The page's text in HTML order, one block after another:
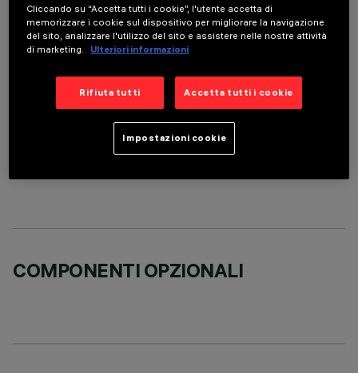
COLORE
ACCESSORI OBBLIGATORI
COMPONENTI OPZIONALI
Cliccando su “Accetta tutti i cookie”, l'utente accetta di
memorizzare i cookie sul dispositivo per migliorare la navigazione
del sito, analizzare l'utilizzo del sito e assistere nelle nostre attività
di marketing.
Ulteriori informazioni
Rifiuta tutti Accetta tutti i cookie
Impostazioni cookie